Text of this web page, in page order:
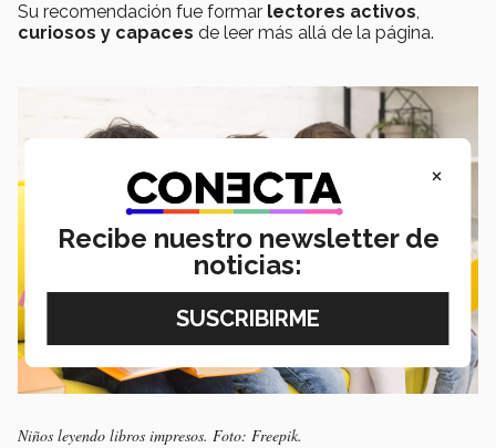
Su recomendación fue formar lectores activos,
curiosos y capaces de leer más allá de la página.
Niños leyendo libros impresos. Foto: Freepik.
×
Recibe nuestro newsletter de
noticias: